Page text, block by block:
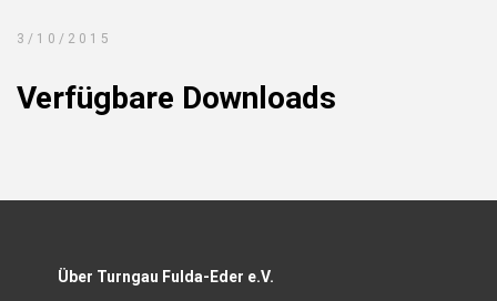
3/10/2015
Verfügbare Downloads
Über Turngau Fulda-Eder e.V.